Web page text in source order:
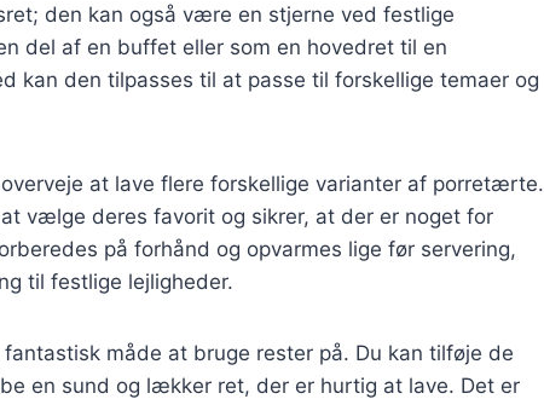
den kan også være en stjerne ved festlige
del af en buffet eller som en hovedret til en
kan den tilpasses til at passe til forskellige temaer og
at lave flere forskellige varianter af porretærte.
vælge deres favorit og sikrer, at der er noget for
på forhånd og opvarmes lige før servering,
til festlige lejligheder.
måde at bruge rester på. Du kan tilføje de
en sund og lækker ret, der er hurtig at lave. Det er